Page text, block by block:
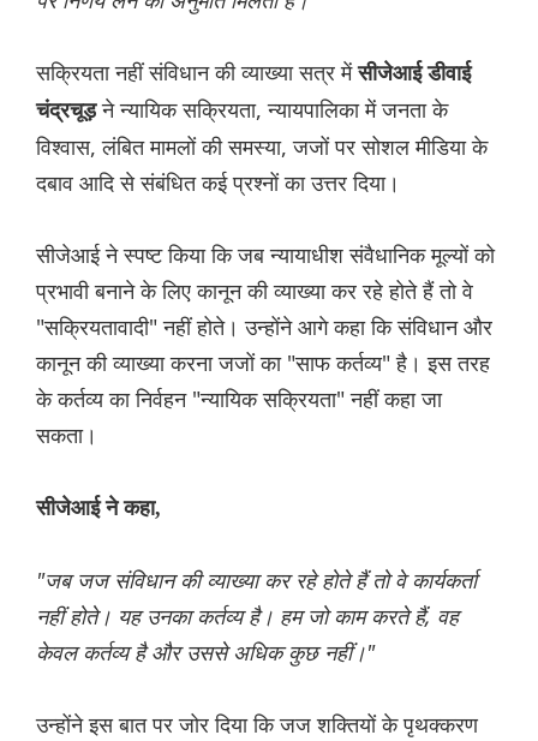
सक्रियता नहीं संविधान की व्याख्या सत्र मेंसीजेआई डीवाई
चंद्रचूड़ने न्यायिक सक्रियता, न्यायपालिका में जनता के
विश्वास, लंबित मामलों की समस्या, जजों पर सोशल मीडिया के
दबाव आदि से संबंधित कई प्रश्नों का उत्तर दिया।
सीजेआई ने स्पष्ट किया कि जब न्यायाधीश संवैधानिक मूल्यों को
प्रभावी बनाने के लिए कानून की व्याख्या कर रहे होते हैं तो वे
"सक्रियतावादी" नहीं होते। उन्होंने आगे कहा कि संविधान और
कानून की व्याख्या करना जजों का "साफ कर्तव्य" है। इस तरह
के कर्तव्य का निर्वहन "न्यायिक सक्रियता" नहीं कहा जा
सकता।
सीजेआई ने कहा,
"जब जज संविधान की व्याख्या कर रहे होते हैं तो वे कार्यकर्ता
नहीं होते। यह उनका कर्तव्य है। हम जो काम करते हैं, वह
केवल कर्तव्य है और उससे अधिक कुछ नहीं।"
उन्होंने इस बात पर जोर दिया कि जज शक्तियों के पृथक्करण